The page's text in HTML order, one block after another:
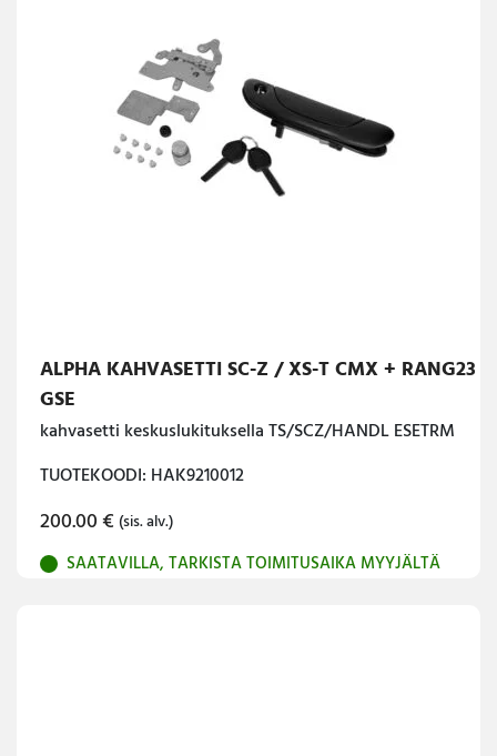
ALPHA KAHVASETTI SC-Z / XS-T CMX + RANG23
GSE
kahvasetti keskuslukituksella TS/SCZ/HANDL ESETRM
TUOTEKOODI: HAK9210012
200.00€ (sis. alv.)
SAATAVILLA, TARKISTA TOIMITUSAIKA MYYJÄLTÄ